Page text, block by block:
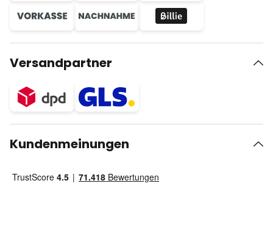
Versandpartner
Kundenmeinungen